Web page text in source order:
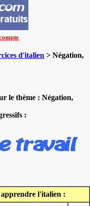
d'italien > Négation,
le thème : Négation,
:
apprendre l'italien :